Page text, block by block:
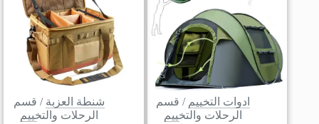
ادوات التخييم / قسم
الرحلات والتخييم
شنطة العزبة / قسم
الرحلات والتخييم